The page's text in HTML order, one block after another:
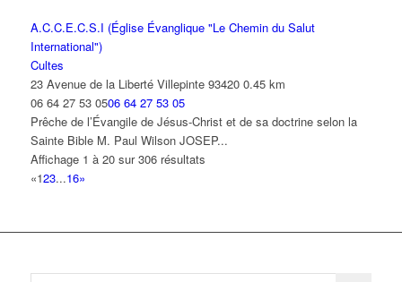
A.C.C.E.C.S.I (Église Évanglique "Le Chemin du Salut
International")
Cultes
23 Avenue de la Liberté Villepinte 93420 0.45 km
06 64 27 53 0506 64 27 53 05
Prêche de l’Évangile de Jésus-Christ et de sa doctrine selon la
Sainte Bible M. Paul Wilson JOSEP...
Affichage 1 à 20 sur 306 résultats
«123...16»